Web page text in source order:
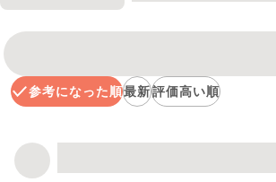
参考になった順最新評価高い順